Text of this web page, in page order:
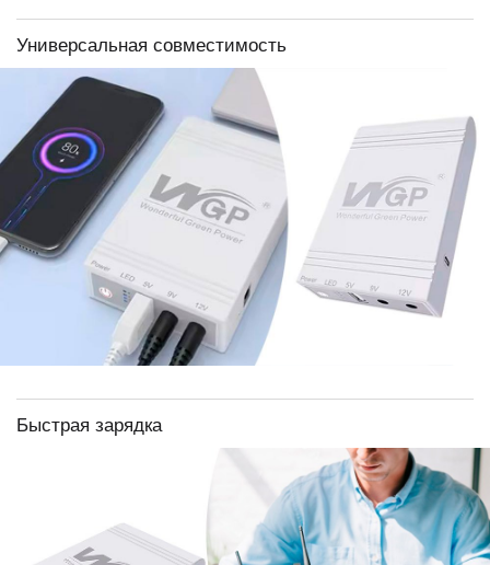
Универсальная совместимость
Быстрая зарядка